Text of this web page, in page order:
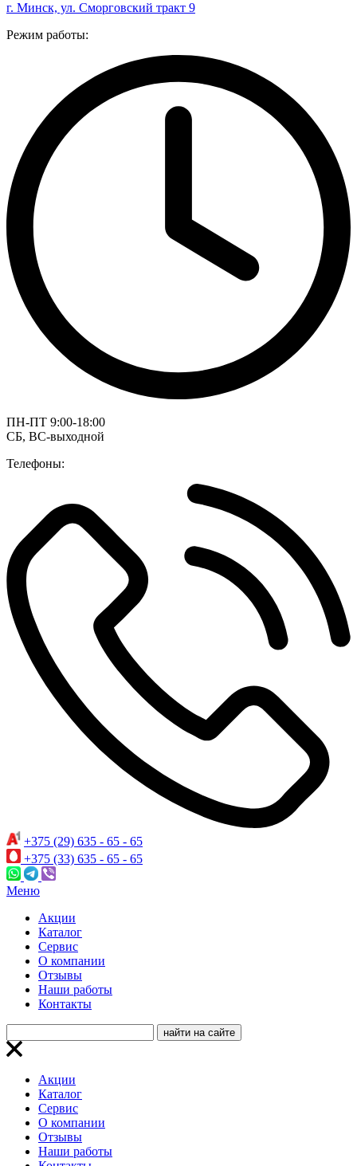
г. Минск, ул. Сморговский тракт 9
Режим работы:
ПН-ПТ 9:00-18:00
СБ, ВС-выходной
Телефоны:
+375 (29) 635 - 65 - 65
+375 (33) 635 - 65 - 65
Меню
Акции
Каталог
Сервис
О компании
Отзывы
Наши работы
Контакты
Акции
Каталог
Сервис
О компании
Отзывы
Наши работы